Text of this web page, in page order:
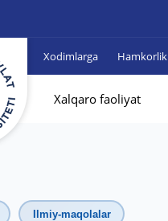
Xodimlarga Hamkorlik
Xalqaro faoliyat
Ilmiy-maqolalar